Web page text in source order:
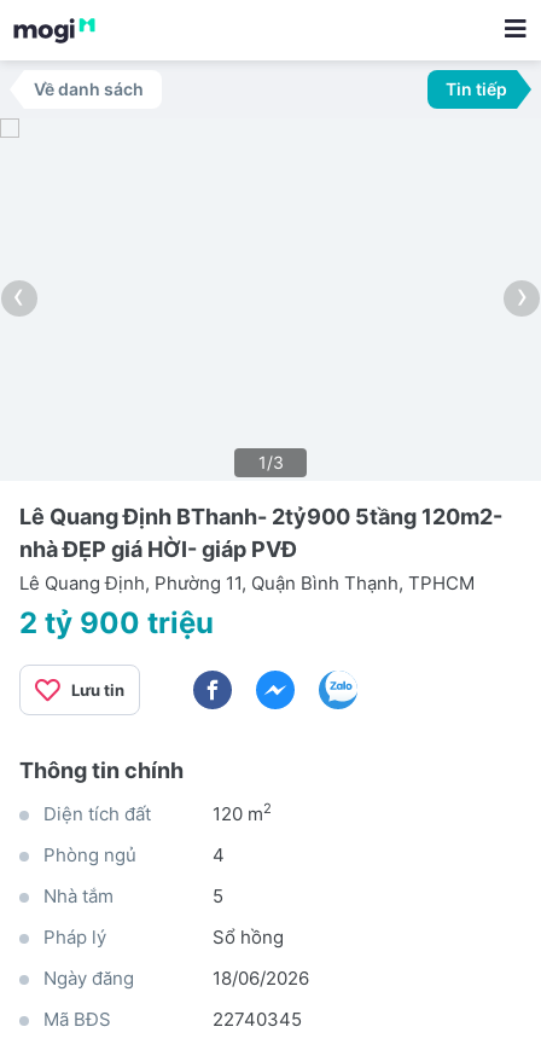
Về danh sách Tin tiếp
‹ ›
1/3
Lê Quang Định BThanh- 2tỷ900 5tầng 120m2-
nhà ĐẸP giá HỜI- giáp PVĐ
Lê Quang Định, Phường 11, Quận Bình Thạnh, TPHCM
2 tỷ 900 triệu
Lưu tin
Thông tin chính
Diện tích đất 120 m2
Phòng ngủ
4
Nhà tắm
5
Pháp lý
Sổ hồng
Ngày đăng
18/06/2026
Mã BĐS
22740345